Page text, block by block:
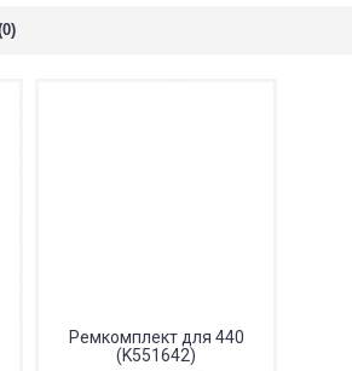
Ремкомплект для 440
(K551642)